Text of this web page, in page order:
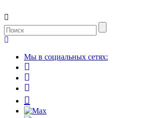
Мы в социальных сетях: